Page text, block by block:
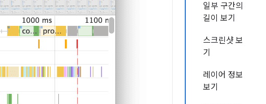
일부 구간의
길이 보기
스크린샷 보
기
레이어 정보
보기